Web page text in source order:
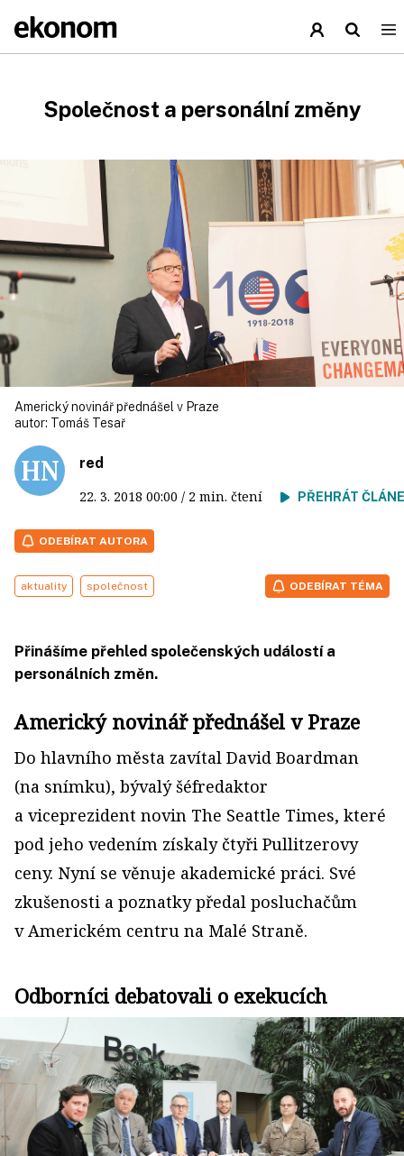
Společnost a personální změny
Americký novinář přednášel v Praze
autor: Tomáš Tesař
red
22. 3. 2018 00:00 / 2 min. čtení PŘEHRÁT
ODEBÍRAT AUTORA
aktuality společnost ODEBÍRAT TÉMA
Přinášíme přehled společenských událostí a
personálních změn.
Americký novinář přednášel v Praze
Do hlavního města zavítal David Boardman
(na snímku), bývalý šéfredaktor
a viceprezident novin The Seattle Times, které
pod jeho vedením získaly čtyři Pullitzerovy
ceny. Nyní se věnuje akademické práci. Své
zkušenosti a poznatky předal posluchačům
v Americkém centru na Malé Straně.
Odborníci debatovali o exekucích